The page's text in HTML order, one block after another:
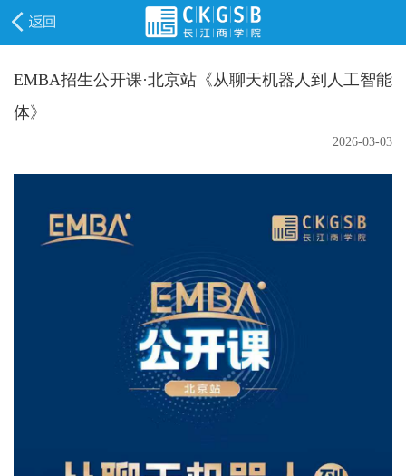
EMBA招生公开课·北京站《从聊天机器人到人工智能
体》
2026-03-03